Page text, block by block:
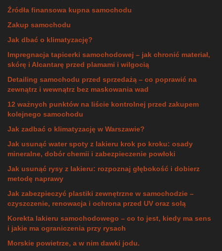
Źródła finansowa kupna samochodu
Zakup samochodu
Jak dbać o klimatyzację?
Impregnacja tapicerki samochodowej – jak chronić materiał,
skórę i Alcantarę przed plamami i wilgocią
Detailing samochodu przed sprzedażą – co poprawić na
zewnątrz i wewnątrz bez maskowania wad
12 ważnych punktów na liście kontrolnej przed zakupem
kolejnego samochodu
Jak zadbać o klimatyzację w Warszawie?
Jak usunąć water spoty z lakieru krok po kroku: osady
mineralne, dobór chemii i zabezpieczenie powłoki
Jak usunąć rysy z lakieru: rozpoznaj głębokość i dobierz
metodę naprawy
Jak zabezpieczyć plastiki zewnętrzne w samochodzie –
czyszczenie, renowacja i ochrona przed UV oraz solą
Korekta lakieru samochodowego – co to jest, kiedy ma sens
i jakie ma ograniczenia przy rysach
Morskie powietrze, a w nim dawki jodu.